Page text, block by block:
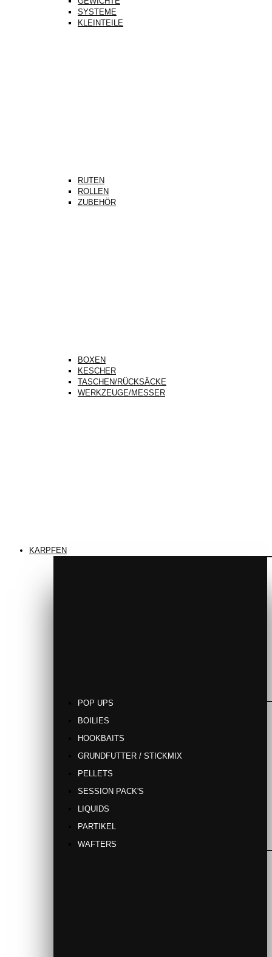
SYSTEME
KLEINTEILE
RUTEN
ROLLEN
ZUBEHÖR
BOXEN
KESCHER
TASCHEN/RÜCKSÄCKE
WERKZEUGE/MESSER
KARPFEN
POP UPS
BOILIES
HOOKBAITS
GRUNDFUTTER / STICKMIX
PELLETS
SESSION PACK'S
LIQUIDS
PARTIKEL
WAFTERS